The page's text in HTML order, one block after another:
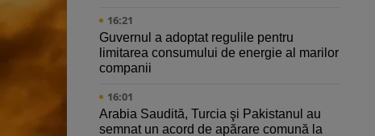
16:21
Guvernul a adoptat regulile pentru
limitarea consumului de energie al marilor
companii
16:01
Arabia Saudită, Turcia şi Pakistanul au
semnat un acord de apărare comună la